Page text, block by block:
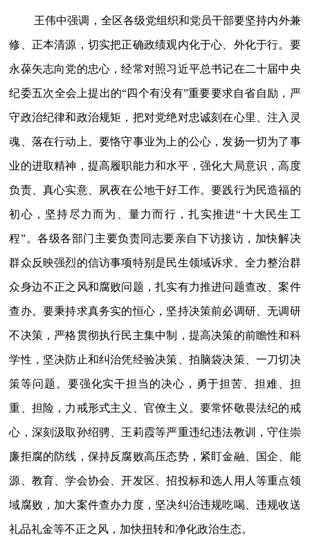
王伟中强调，全区各级党组织和党员干部要坚持内外兼
修、正本清源，切实把正确政绩观内化于心、外化于行。要
永葆矢志向党的忠心，经常对照习近平总书记在二十届中央
纪委五次全会上提出的“四个有没有”重要要求自省自励，严
守政治纪律和政治规矩，把对党绝对忠诚刻在心里、注入灵
魂、落在行动上。要恪守事业为上的公心，发扬一切为了事
业的进取精神，提高履职能力和水平，强化大局意识，高度
负责、真心实意、夙夜在公地干好工作。要践行为民造福的
初心，坚持尽力而为、量力而行，扎实推进“十大民生工
程”。各级各部门主要负责同志要亲自下访接访，加快解决
群众反映强烈的信访事项特别是民生领域诉求。全力整治群
众身边不正之风和腐败问题，扎实有力推进问题查改、案件
查办。要秉持求真务实的恒心，坚持决策前必调研、无调研
不决策，严格贯彻执行民主集中制，提高决策的前瞻性和科
学性，坚决防止和纠治凭经验决策、拍脑袋决策、一刀切决
策等问题。要强化实干担当的决心，勇于担苦、担难、担
重、担险，力戒形式主义、官僚主义。要常怀敬畏法纪的戒
心，深刻汲取孙绍骋、王莉霞等严重违纪违法教训，守住崇
廉拒腐的防线，保持反腐败高压态势，紧盯金融、国企、能
源、教育、学会协会、开发区、招投标和选人用人等重点领
域腐败，加大案件查办力度，坚决纠治违规吃喝、违规收送
礼品礼金等不正之风，加快扭转和净化政治生态。